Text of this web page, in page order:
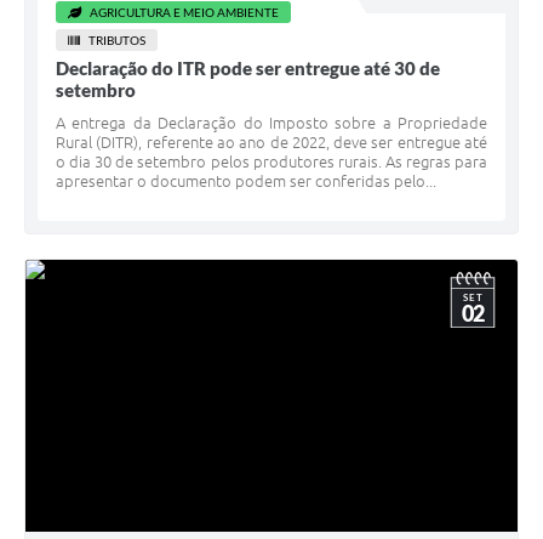
AGRICULTURA E MEIO AMBIENTE
TRIBUTOS
Declaração do ITR pode ser entregue até 30 de
setembro
A entrega da Declaração do Imposto sobre a Propriedade
Rural (DITR), referente ao ano de 2022, deve ser entregue até
o dia 30 de setembro pelos produtores rurais. As regras para
apresentar o documento podem ser conferidas pelo...
SET
02